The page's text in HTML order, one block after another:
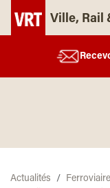
Ville, Rail
Actualités
Ferroviaire